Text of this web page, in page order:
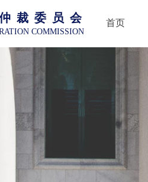
裁 委 员 会
COMMISSION
首页